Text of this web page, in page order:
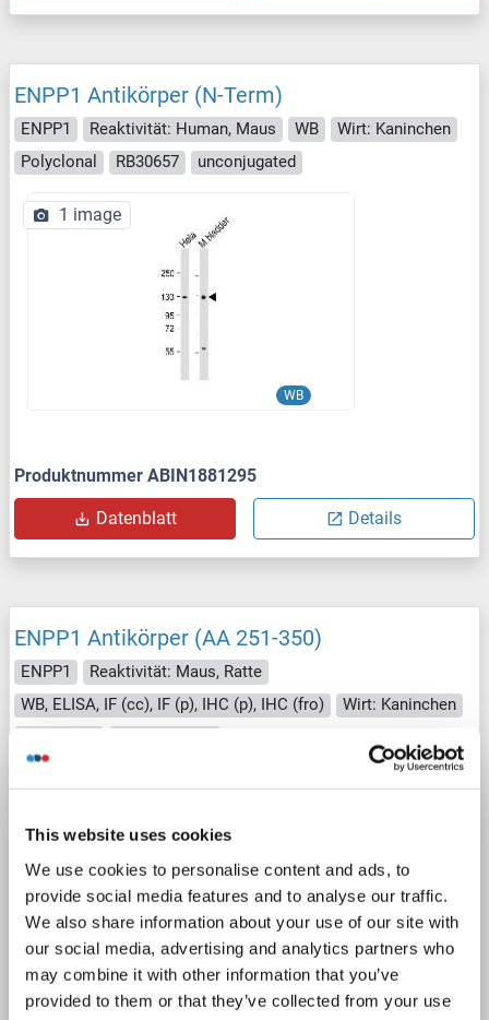
This website uses cookies
We use cookies to personalise content and ads, to
provide social media features and to analyse our traffic.
We also share information about your use of our site with
our social media, advertising and analytics partners who
may combine it with other information that you’ve
provided to them or that they’ve collected from your use
ENPP1 Antikörper (N-Term)
ENPP1 Reaktivität: Human, Maus WB
Wirt: Kaninchen
Polyclonal
RB30657 unconjugated
WB
1 image
Produktnummer ABIN1881295
Datenblatt Details
ENPP1 Antikörper (AA 251-350)
ENPP1
Reaktivität: Maus, Ratte
WB, ELISA, IF (cc), IF (p), IHC (p), IHC (fro)
Wirt: Kaninchen
WB
1 image